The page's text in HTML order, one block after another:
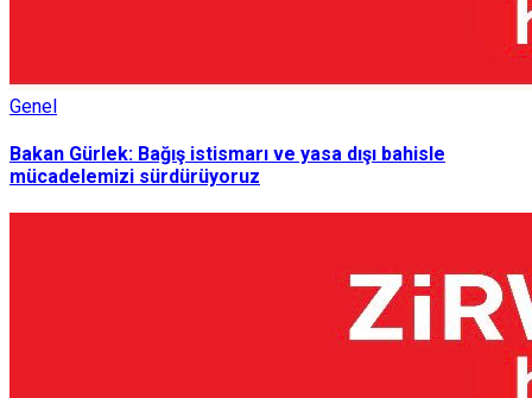
Genel
Bakan Gürlek: Bağış istismarı ve yasa dışı bahisle
mücadelemizi sürdürüyoruz